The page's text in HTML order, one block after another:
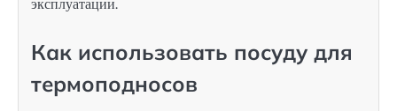
эксплуатации.
Как использовать посуду для
термоподносов